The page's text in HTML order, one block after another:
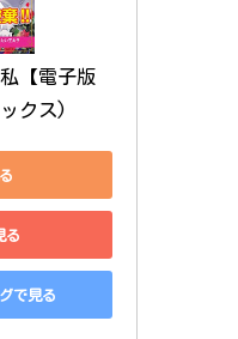
【電子版
クス)
る
で見る